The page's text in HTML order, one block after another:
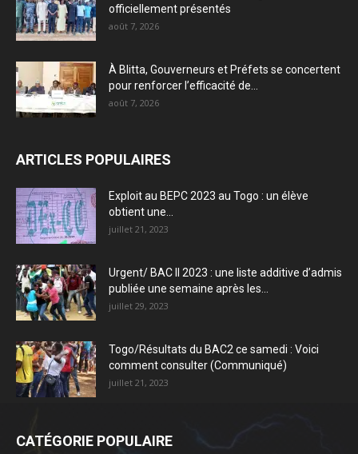
officiellement présentés
août 7, 2026
À Blitta, Gouverneurs et Préfets se concertent
pour renforcer l’efficacité de...
août 7, 2026
ARTICLES POPULAIRES
Exploit au BEPC 2023 au Togo : un élève
obtient une...
juillet 21, 2023
Urgent/ BAC II 2023 : une liste additive d’admis
publiée une semaine après les...
juillet 29, 2023
Togo/Résultats du BAC2 ce samedi : Voici
comment consulter (Communiqué)
juillet 21, 2023
CATÉGORIE POPULAIRE